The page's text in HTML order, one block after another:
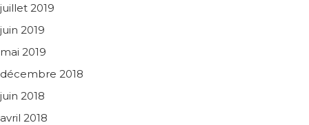
juillet 2019
juin 2019
mai 2019
décembre 2018
juin 2018
avril 2018